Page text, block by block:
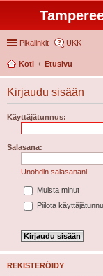
Pikalinkit UKK
Koti
Etusivu
Kirjaudu sisään
Käyttäjätunnus:
Salasana:
Unohdin salasanani
Muista minut
Piilota
REKISTERÖIDY